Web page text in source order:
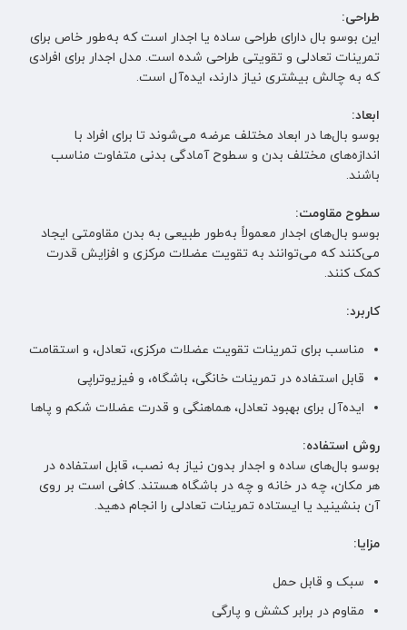
طراحی:
این بوسو بال دارای طراحی ساده یا اجدار است که به‌طور خاص برای
تمرینات تعادلی و تقویتی طراحی شده است. مدل اجدار برای افرادی
که به چالش بیشتری نیاز دارند، ایده‌آل است.
ابعاد:
بوسو بال‌ها در ابعاد مختلف عرضه می‌شوند تا برای افراد با
اندازه‌های مختلف بدن و سطوح آمادگی بدنی متفاوت مناسب
باشند.
سطوح مقاومت:
بوسو بال‌های اجدار معمولاً به‌طور طبیعی به بدن مقاومتی ایجاد
می‌کنند که می‌توانند به تقویت عضلات مرکزی و افزایش قدرت
کمک کنند.
کاربرد:
مناسب برای تمرینات تقویت عضلات مرکزی، تعادل، و استقامت
قابل استفاده در تمرینات خانگی، باشگاه، و فیزیوتراپی
ایده‌آل برای بهبود تعادل، هماهنگی و قدرت عضلات شکم و پاها
روش استفاده:
بوسو بال‌های ساده و اجدار بدون نیاز به نصب، قابل استفاده در
هر مکان، چه در خانه و چه در باشگاه هستند. کافی است بر روی
آن بنشینید یا ایستاده تمرینات تعادلی را انجام دهید.
مزایا:
سبک و قابل حمل
مقاوم در برابر کشش و پارگی